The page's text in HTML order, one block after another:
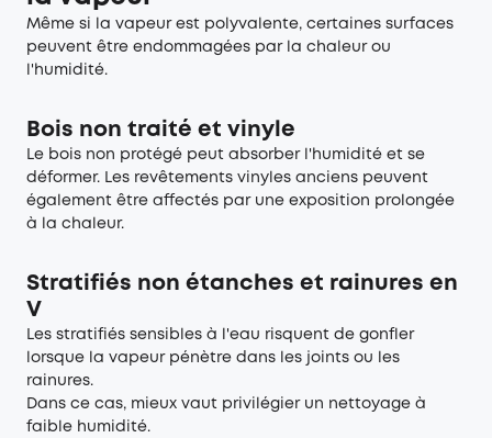
Même si la vapeur est polyvalente, certaines surfaces
peuvent être endommagées par la chaleur ou
l'humidité.
Bois non traité et vinyle
Le bois non protégé peut absorber l'humidité et se
déformer. Les revêtements vinyles anciens peuvent
également être affectés par une exposition prolongée
à la chaleur.
Stratifiés non étanches et rainures en
V
Les stratifiés sensibles à l'eau risquent de gonfler
lorsque la vapeur pénètre dans les joints ou les
rainures.
Dans ce cas, mieux vaut privilégier un nettoyage à
faible humidité.